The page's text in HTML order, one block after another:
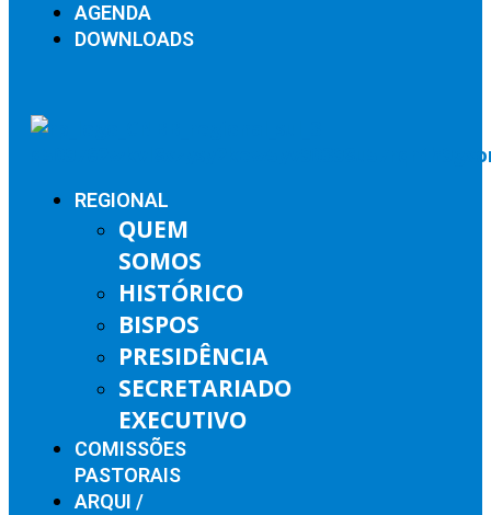
AGENDA
DOWNLOADS
REGIONAL
QUEM
SOMOS
HISTÓRICO
BISPOS
PRESIDÊNCIA
SECRETARIADO
EXECUTIVO
COMISSÕES
PASTORAIS
ARQUI /